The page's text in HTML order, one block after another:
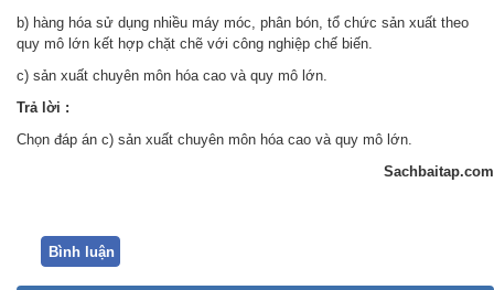
b) hàng hóa sử dụng nhiều máy móc, phân bón, tổ chức sản xuất theo
quy mô lớn kết hợp chặt chẽ với công nghiệp chế biến.
c) sản xuất chuyên môn hóa cao và quy mô lớn.
Trả lời :
Chọn đáp án c) sản xuất chuyên môn hóa cao và quy mô lớn.
Sachbaitap.com
Bình luận